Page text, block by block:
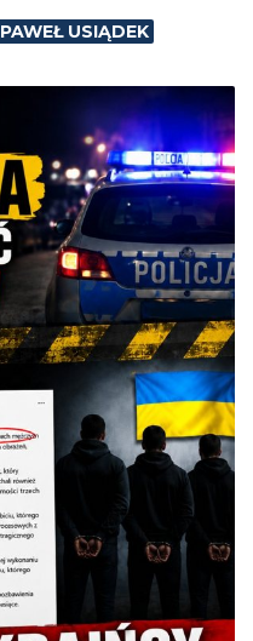
PAWEŁ USIĄDEK